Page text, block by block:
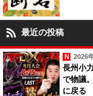
最近の投稿
2026
長州小
で物議
に戻る